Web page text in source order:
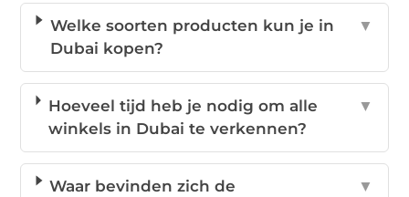
Welke soorten producten kun je in
Dubai kopen?
▼
Hoeveel tijd heb je nodig om alle
winkels in Dubai te verkennen?
▼
Waar bevinden zich de
▼